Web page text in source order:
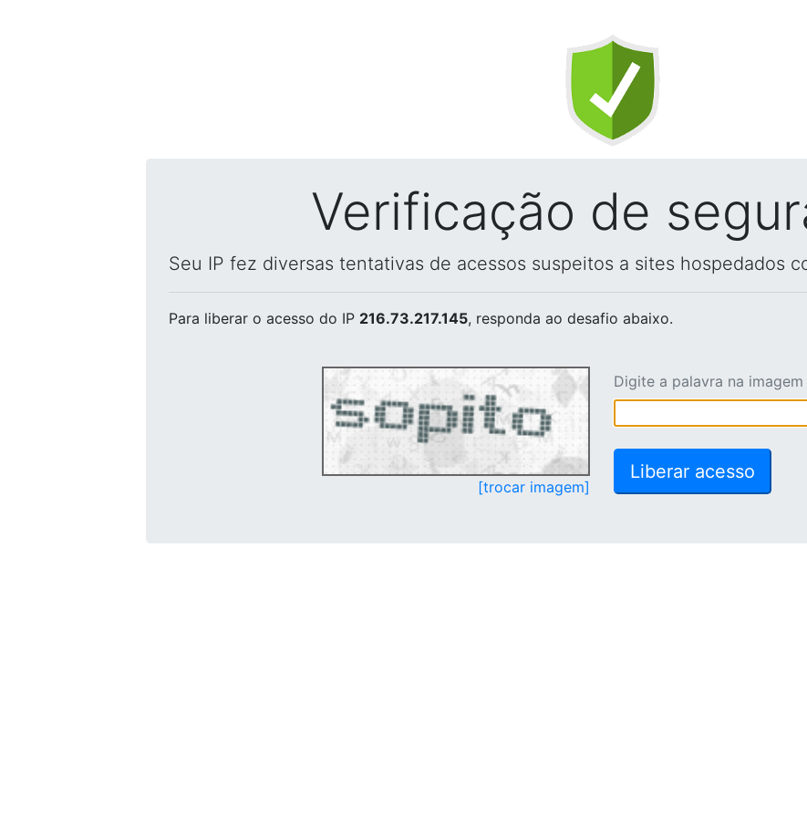
Verificação de
Seu IP fez diversas tentativas de acessos suspeitos a sites hospedados
Para liberar o acesso do IP 216.73.217.145, responda ao desafio abaixo.
[trocar imagem]
Digite a palavra na